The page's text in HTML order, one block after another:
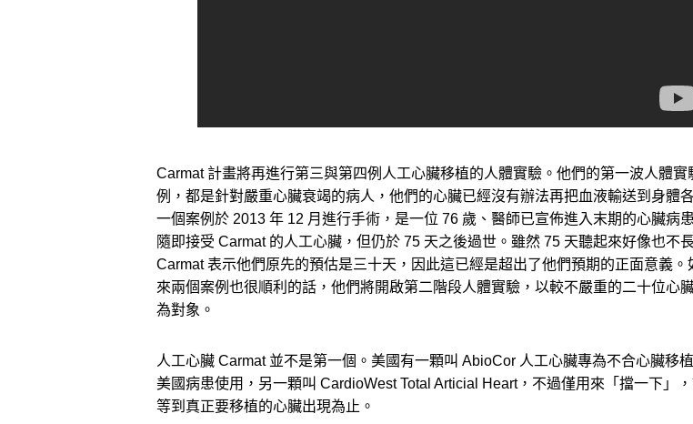
Carmat 計畫將再進行第三與第四例人工心臟移植的人體實驗。他們的第一波人體實
例，都是針對嚴重心臟衰竭的病人，他們的心臟已經沒有辦法再把血液輸送到身體
一個案例於 2013 年 12 月進行手術，是一位 76 歲、醫師已宣佈進入末期的心臟病
隨即接受 Carmat 的人工心臟，但仍於 75 天之後過世。雖然 75 天聽起來好像也不
Carmat 表示他們原先的預估是三十天，因此這已經是超出了他們預期的正面意義。
來兩個案例也很順利的話，他們將開啟第二階段人體實驗，以較不嚴重的二十位心
為對象。
人工心臟 Carmat 並不是第一個。美國有一顆叫 AbioCor 人工心臟專為不合心臟移
美國病患使用，另一顆叫 CardioWest Total Articial Heart，不過僅用來「擋一下」
等到真正要移植的心臟出現為止。